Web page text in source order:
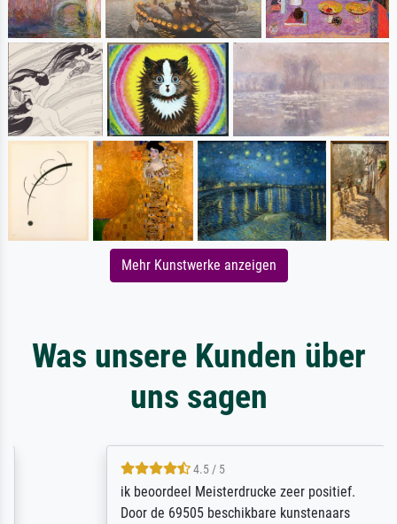
Mehr Kunstwerke anzeigen
Was unsere Kunden über
uns sagen
4.5 / 5
ik beoordeel Meisterdrucke zeer positief.
Door de 69505 beschikbare kunstenaars